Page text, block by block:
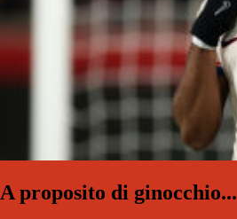
A proposito di ginocchio...